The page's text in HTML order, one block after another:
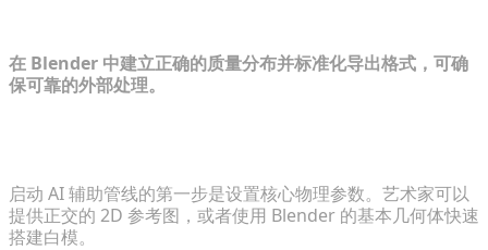
在 Blender 中建立正确的质量分布并标准化导出格式，可确
保可靠的外部处理。
启动 AI 辅助管线的第一步是设置核心物理参数。艺术家可以
提供正交的 2D 参考图，或者使用 Blender 的基本几何体快速
搭建白模。